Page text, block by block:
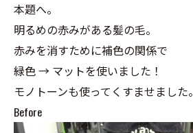
本題へ。
明るめの赤みがある髪の毛。
赤みを消すために補色の関係で
緑色 → マットを使いました！
モノトーンも使ってくすませました。
Before